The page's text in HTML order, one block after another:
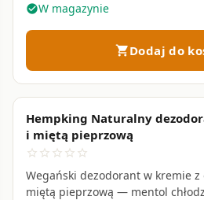
check_circleW magazynie
shopping_cartDodaj do
Hempking Naturalny
i miętą pieprzową
star_border star_border star_border star_border star_border
Wegański dezodorant w kremie
miętą pieprzową — mentol